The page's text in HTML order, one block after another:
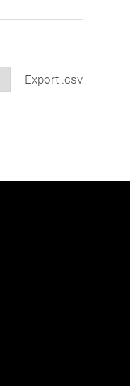
Export .csv